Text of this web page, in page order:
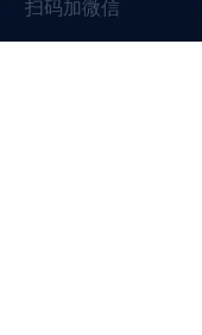
扫码加微信